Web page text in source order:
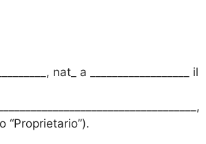
nat_ a __________________ il
“Proprietario”).